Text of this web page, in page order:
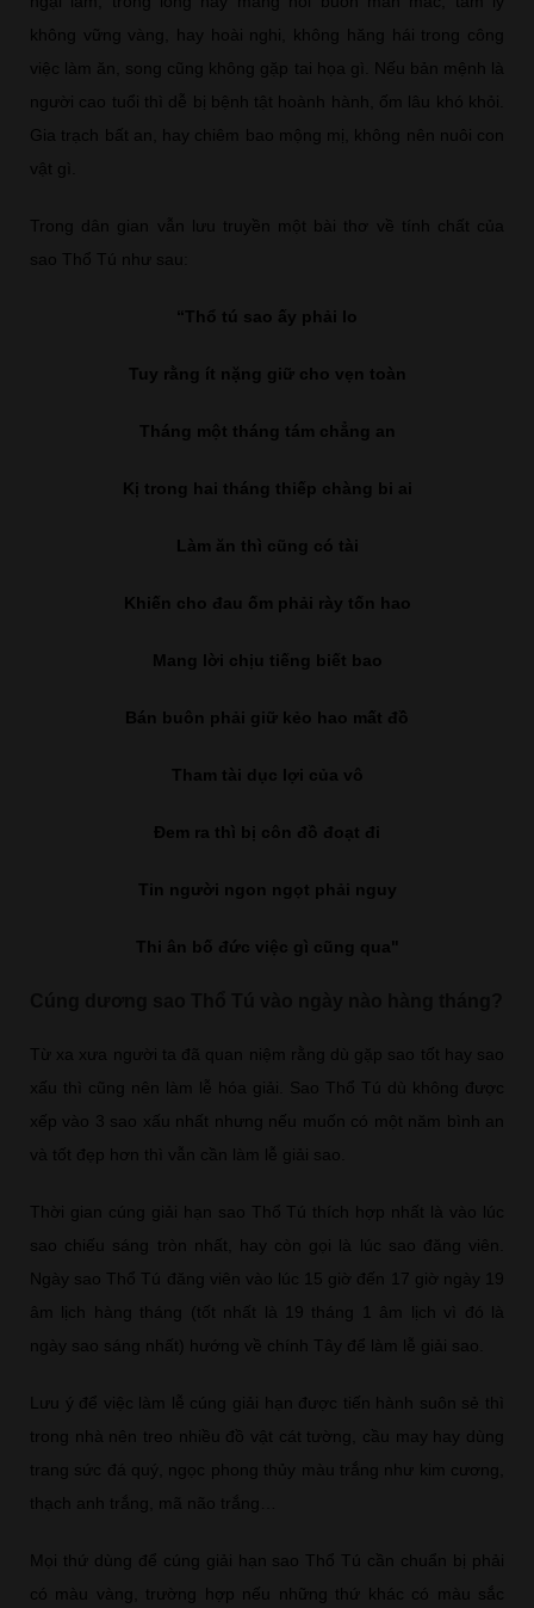
không vững vàng, hay hoài nghi, không hăng hái trong công
việc làm ăn, song cũng không gặp tai họa gì. Nếu bản mệnh là
người cao tuổi thì dễ bị bệnh tật hoành hành, ốm lâu khó khỏi.
Gia trạch bất an, hay chiêm bao mộng mị, không nên nuôi con
vật gì.
Trong dân gian vẫn lưu truyền một bài thơ về tính chất của
sao Thổ Tú như sau:
“Thổ tú sao ấy phải lo
Tuy rằng ít nặng giữ cho vẹn toàn
Tháng một tháng tám chẳng an
Kị trong hai tháng thiếp chàng bi ai
Làm ăn thì cũng có tài
Khiến cho đau ốm phải rày tốn hao
Mang lời chịu tiếng biết bao
Bán buôn phải giữ kẻo hao mất đồ
Tham tài dục lợi của vô
Đem ra thì bị côn đồ đoạt đi
Tin người ngon ngọt phải nguy
Thi ân bố đức việc gì cũng qua"
Từ xa xưa người ta đã quan niệm rằng dù gặp sao tốt hay sao
xấu thì cũng nên làm lễ hóa giải. Sao Thổ Tú dù không được
xếp vào 3 sao xấu nhất nhưng nếu muốn có một năm bình an
và tốt đẹp hơn thì vẫn cần làm lễ giải sao.
Thời gian cúng giải hạn sao Thổ Tú thích hợp nhất là vào lúc
sao chiếu sáng tròn nhất, hay còn gọi là lúc sao đăng viên.
Ngày sao Thổ Tú đăng viên vào lúc 15 giờ đến 17 giờ ngày 19
âm lịch hàng tháng (tốt nhất là 19 tháng 1 âm lịch vì đó là
ngày sao sáng nhất) hướng về chính Tây để làm lễ giải sao.
Lưu ý để việc làm lễ cúng giải hạn được tiến hành suôn sẻ thì
trong nhà nên treo nhiều đồ vật cát tường, cầu may hay dùng
trang sức đá quý, ngọc phong thủy màu trắng như kim cương,
thạch anh trắng, mã não trắng…
Mọi thứ dùng để cúng giải hạn sao Thổ Tú cần chuẩn bị phải
có màu vàng, trường hợp nếu những thứ khác có màu sắc